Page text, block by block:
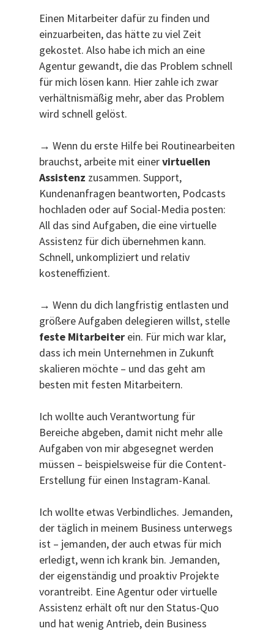
Einen Mitarbeiter dafür zu finden und
einzuarbeiten, das hätte zu viel Zeit
gekostet. Also habe ich mich an eine
Agentur gewandt, die das Problem schnell
für mich lösen kann. Hier zahle ich zwar
verhältnismäßig mehr, aber das Problem
wird schnell gelöst.
→ Wenn du erste Hilfe bei Routinearbeiten
brauchst, arbeite mit einervirtuellen
Assistenz zusammen. Support,
Kundenanfragen beantworten, Podcasts
hochladen oder auf Social-Media posten:
All das sind Aufgaben, die eine virtuelle
Assistenz für dich übernehmen kann.
Schnell, unkompliziert und relativ
kosteneffizient.
→ Wenn du dich langfristig entlasten und
größere Aufgaben delegieren willst, stelle
feste Mitarbeiter ein. Für mich war klar,
dass ich mein Unternehmen in Zukunft
skalieren möchte – und das geht am
besten mit festen Mitarbeitern.
Ich wollte auch Verantwortung für
Bereiche abgeben, damit nicht mehr alle
Aufgaben von mir abgesegnet werden
müssen – beispielsweise für die Content-
Erstellung für einen Instagram-Kanal.
Ich wollte etwas Verbindliches. Jemanden,
der täglich in meinem Business unterwegs
ist – jemanden, der auch etwas für mich
erledigt, wenn ich krank bin. Jemanden,
der eigenständig und proaktiv Projekte
vorantreibt. Eine Agentur oder virtuelle
Assistenz erhält oft nur den Status-Quo
und hat wenig Antrieb, dein Business